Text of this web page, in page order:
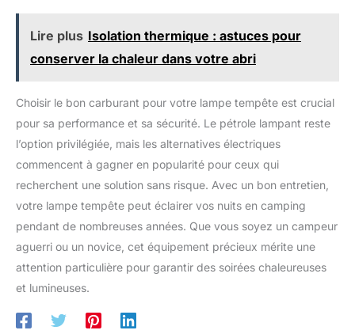
Lire plus Isolation thermique : astuces pour
conserver la chaleur dans votre abri
Choisir le bon carburant pour votre lampe tempête est crucial
pour sa performance et sa sécurité. Le pétrole lampant reste
l’option privilégiée, mais les alternatives électriques
commencent à gagner en popularité pour ceux qui
recherchent une solution sans risque. Avec un bon entretien,
votre lampe tempête peut éclairer vos nuits en camping
pendant de nombreuses années. Que vous soyez un campeur
aguerri ou un novice, cet équipement précieux mérite une
attention particulière pour garantir des soirées chaleureuses
et lumineuses.